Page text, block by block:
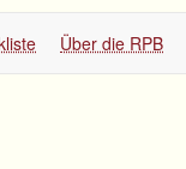
Über die RPB